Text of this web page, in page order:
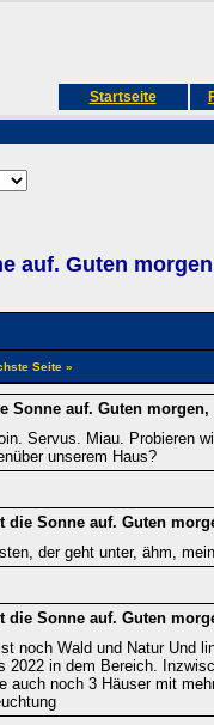
Startseite
auf. Guten
Seite »
Sonne auf. Guten
Servus. Miau. Probieren
unserem Haus?
die Sonne auf. Guten
der geht unter, ähm,
die Sonne auf. Guten
noch Wald und Natur Und
2022 in dem Bereich.
auch noch 3 Häuser mit